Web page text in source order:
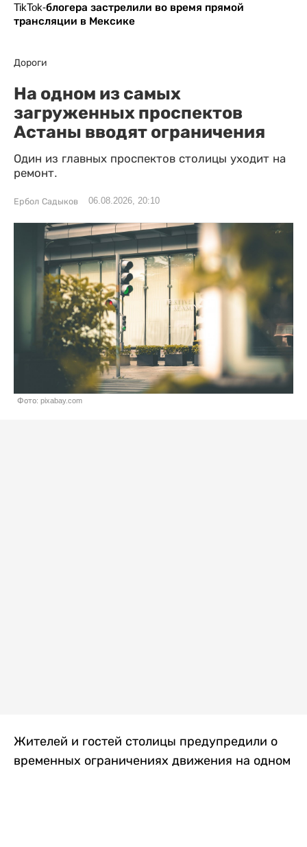
TikTok-блогера застрелили во время прямой
трансляции в Мексике
Дороги
На одном из самых
загруженных проспектов
Астаны вводят ограничения
Один из главных проспектов столицы уходит на
ремонт.
Ербол Садыков 06.08.2026, 20:10
Фото: pixabay.com
Жителей и гостей столицы предупредили о
временных ограничениях движения на одном